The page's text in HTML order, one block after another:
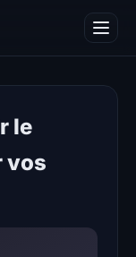
le
vos